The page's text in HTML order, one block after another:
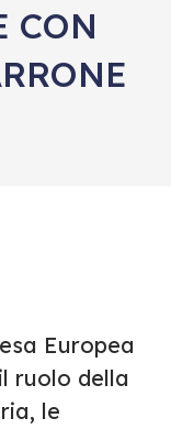
CON
Europea
ruolo della
le